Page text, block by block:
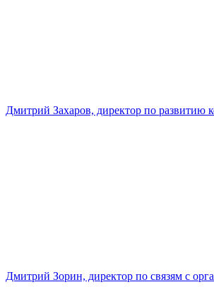
Дмитрий Захаров, директор по развитию
Дмитрий Зорин, директор по связям с